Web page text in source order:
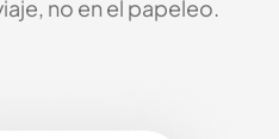
no en el papeleo.